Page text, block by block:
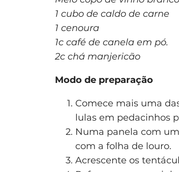
1 cubo de caldo de carne
1 cenoura
1c café de canela em pó.
2c chá manjericão
Modo de preparação
Comece mais uma
lulas em pedacinhos
Numa panela com
com a folha de louro.
Acrescente os